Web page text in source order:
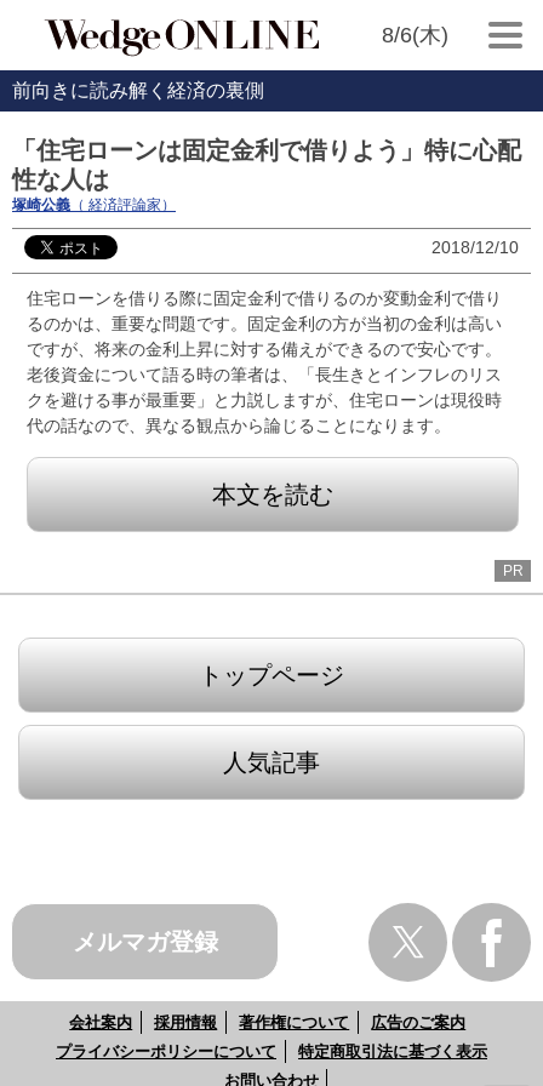
8/6(木)
前向きに読み解く経済の裏側
「住宅ローンは固定金利で借りよう」特に心配
性な人は
塚崎公義 （ 経済評論家）
2018/12/10
住宅ローンを借りる際に固定金利で借りるのか変動金利で借り
るのかは、重要な問題です。固定金利の方が当初の金利は高い
ですが、将来の金利上昇に対する備えができるので安心です。
老後資金について語る時の筆者は、「長生きとインフレのリス
クを避ける事が最重要」と力説しますが、住宅ローンは現役時
代の話なので、異なる観点から論じることになります。
本文を読む
PR
トップページ
人気記事
メルマガ登録
会社案内 採用情報 著作権について
広告のご案内
プライバシーポリシーについて
特定商取引法に基づく表示
お問い合わせ